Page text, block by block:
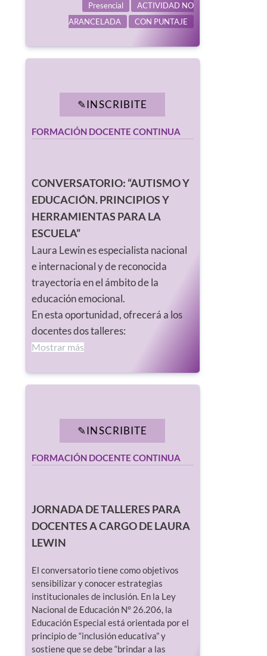
Presencial
ACTIVIDAD NO
ARANCELADA
CON PUNTAJE
INSCRIBITE
FORMACIÓN DOCENTE CONTINUA
CONVERSATORIO: “AUTISMO Y
EDUCACIÓN. PRINCIPIOS Y
HERRAMIENTAS PARA LA
ESCUELA”
Laura Lewin es especialista nacional
e internacional y de reconocida
trayectoria en el ámbito de la
educación emocional.
En esta oportunidad, ofrecerá a los
docentes dos talleres:
Mostrar más
INSCRIBITE
FORMACIÓN DOCENTE CONTINUA
JORNADA DE TALLERES PARA
DOCENTES A CARGO DE LAURA
LEWIN
El conversatorio tiene como objetivos
sensibilizar y conocer estrategias
institucionales de inclusión. En la Ley
Nacional de Educación N° 26.206, la
Educación Especial está orientada por el
principio de “inclusión educativa” y
sostiene que se debe “brindar a las